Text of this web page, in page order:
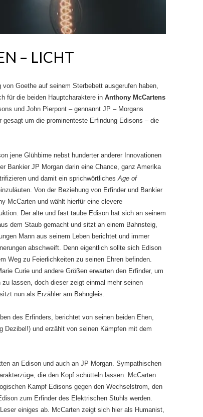
– LICHT
Goethe auf seinem Sterbebett ausgerufen haben,
für die beiden Hauptcharaktere in Anthony McCartens
und John Pierpont – gennannt JP – Morgans
um die prominenteste Erfindung Edisons – die
jene Glühbirne nebst hunderter anderer Innovationen
Bankier JP Morgan darin eine Chance, ganz Amerika
und damit ein sprichwörtlichesAge of
Von der Beziehung von Erfinder und Bankier
McCarten und wählt hierfür eine clevere
Der alte und fast taube Edison hat sich an seinem
dem Staub gemacht und sitzt an einem Bahnsteig,
Mann aus seinem Leben berichtet und immer
abschweift. Denn eigentlich sollte sich Edison
Weg zu Feierlichkeiten zu seinen Ehren befinden.
Curie und andere Größen erwarten den Erfinder, um
zu lassen, doch dieser zeigt einmal mehr seinen
nun als Erzähler am Bahngleis.
des Erfinders, berichtet von seinen beiden Ehen,
Dezibel!) und erzählt von seinen Kämpfen mit dem
an Edison und auch an JP Morgan. Sympathischen
die den Kopf schütteln lassen. McCarten
Kampf Edisons gegen den Wechselstrom, den
zum Erfinder des Elektrischen Stuhls werden.
einiges ab. McCarten zeigt sich hier als Humanist,